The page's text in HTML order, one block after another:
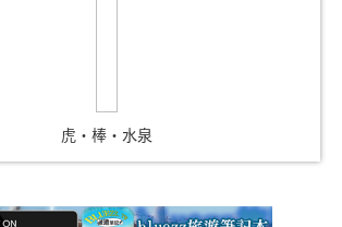
虎‧棒‧水泉